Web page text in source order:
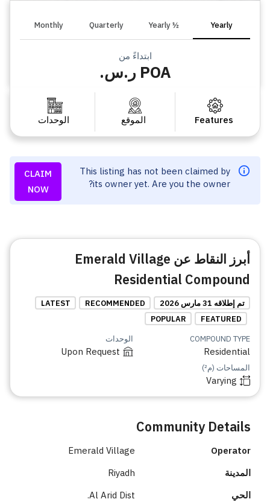
Yearly
½ Yearly
Quarterly
Monthly
ابتداءً من
POA ر.س.
Features الموقع الوحدات
This listing has not been claimed by
its owner yet. Are you the owner?
CLAIM
NOW
أبرز النقاط عن Emerald Village
Residential Compound
تم إطلاقه 31 مارس 2026 RECOMMENDED
LATEST
FEATURED
POPULAR
COMPOUND TYPE
Residential
الوحدات
Upon Request
المساحات (م²)
Varying
Community Details
Operator
Emerald Village
المدينة
Riyadh
الحي
Al Arid Dist.